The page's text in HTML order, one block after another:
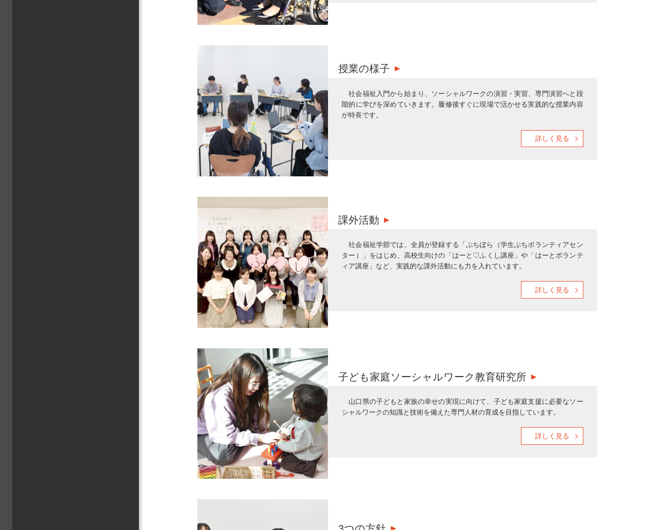
授業の様子
社会福祉入門から始まり、ソーシャルワークの演習・実習、専門演習へと段
階的に学びを深めていきます。履修後すぐに現場で活かせる実践的な授業内容
が特長です。
詳しく見る
課外活動
社会福祉学部では、全員が登録する「ぷちぼら（学生ぷちボランティアセン
ター）」をはじめ、高校生向けの「はーと♡ふくし講座」や「はーとボランテ
ィア講座」など、実践的な課外活動にも力を入れています。
詳しく見る
子ども家庭ソーシャルワーク教育研究所
山口県の子どもと家族の幸せの実現に向けて、子ども家庭支援に必要なソー
シャルワークの知識と技術を備えた専門人材の育成を目指しています。
詳しく見る